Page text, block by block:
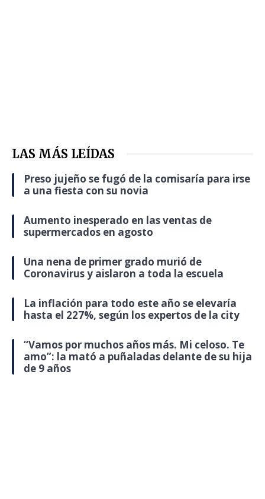
LAS MÁS LEÍDAS
Preso jujeño se fugó de la comisaría para irse
a una fiesta con su novia
Aumento inesperado en las ventas de
supermercados en agosto
Una nena de primer grado murió de
Coronavirus y aislaron a toda la escuela
La inflación para todo este año se elevaría
hasta el 227%, según los expertos de la city
“Vamos por muchos años más. Mi celoso. Te
amo”: la mató a puñaladas delante de su hija
de 9 años